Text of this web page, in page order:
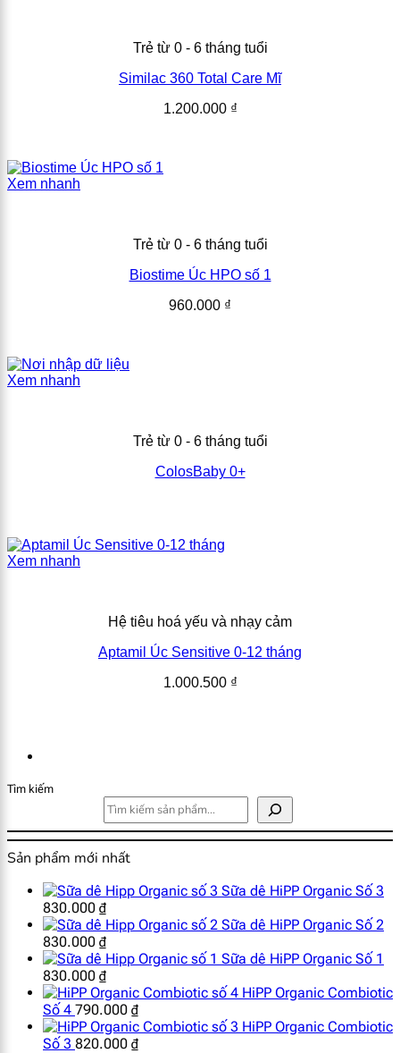
Trẻ từ 0 - 6 tháng tuổi
Similac 360 Total Care Mĩ
1.200.000 ₫
Xem nhanh
Trẻ từ 0 - 6 tháng tuổi
Biostime Úc HPO số 1
960.000 ₫
Xem nhanh
Trẻ từ 0 - 6 tháng tuổi
ColosBaby 0+
Xem nhanh
Hệ tiêu hoá yếu và nhạy cảm
Aptamil Úc Sensitive 0-12 tháng
1.000.500 ₫
Tìm kiếm
Sản phẩm mới nhất
Sữa dê HiPP Organic Số 3
830.000 ₫
Sữa dê HiPP Organic Số 2
830.000 ₫
Sữa dê HiPP Organic Số 1
830.000 ₫
HiPP Organic Combiotic
Số 4 790.000 ₫
HiPP Organic Combiotic
Số 3 820.000 ₫